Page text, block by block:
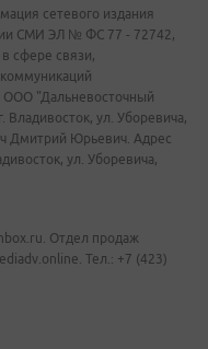
сетевого издания
СМИ ЭЛ № ФС 77 - 72742,
сфере связи,
ООО "Дальневосточный
ул. Уборевича,
Дмитрий Юрьевич. Адрес
ул. Уборевича,
Отдел продаж
Тел.: +7 (423)